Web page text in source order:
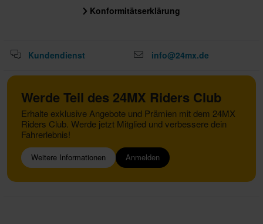
Konformitätserklärung
Kundendienst info@24mx.de
Werde Teil des 24MX Riders Club
Erhalte exklusive Angebote und Prämien mit dem 24MX
Riders Club. Werde jetzt Mitglied und verbessere dein
Fahrerlebnis!
Weitere Informationen Anmelden